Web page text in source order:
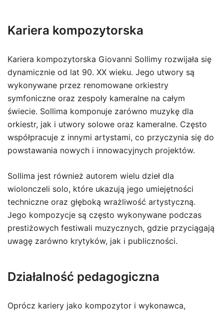
Kariera kompozytorska
Kariera kompozytorska Giovanni Sollimy rozwijała się
dynamicznie od lat 90. XX wieku. Jego utwory są
wykonywane przez renomowane orkiestry
symfoniczne oraz zespoły kameralne na całym
świecie. Sollima komponuje zarówno muzykę dla
orkiestr, jak i utwory solowe oraz kameralne. Często
współpracuje z innymi artystami, co przyczynia się do
powstawania nowych i innowacyjnych projektów.
Sollima jest również autorem wielu dzieł dla
wiolonczeli solo, które ukazują jego umiejętności
techniczne oraz głęboką wrażliwość artystyczną.
Jego kompozycje są często wykonywane podczas
prestiżowych festiwali muzycznych, gdzie przyciągają
uwagę zarówno krytyków, jak i publiczności.
Działalność pedagogiczna
Oprócz kariery jako kompozytor i wykonawca,